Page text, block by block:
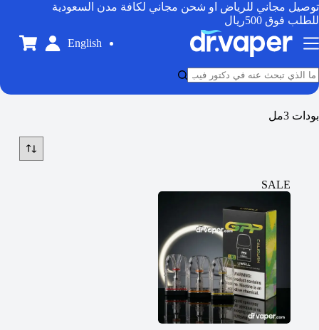
توصيل مجاني للرياض او شحن مجاني لكافة مدن السعودية
للطلب فوق 500ريال
English
بودات 3مل
SALE